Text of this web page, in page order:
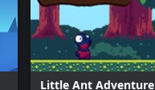
Little Ant Adventure